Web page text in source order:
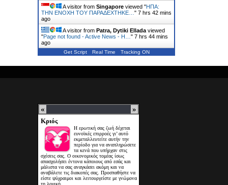
A visitor from Singapore viewed "ΗΠΑ:
ΤΗΝ ΕΝΟΧH ΤΟΥ ΠΑΡΑΔEΧΤΗΚΕ… " 7 hrs 42 mins
ago
A visitor from Patra, Dytiki Ellada viewed
"Page not found - Active News - Η… " 7 hrs 44 mins
ago
Get Script Real Time Tracking ON